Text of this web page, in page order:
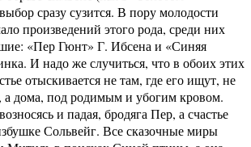
сразу сузится. В пору молодости
произведений этого рода, среди них
«Пер Гюнт» Г. Ибсена и «Синяя
И надо же случиться, что в обоих этих
отыскивается не там, где его ищут, не
а дома, под родимым и убогим кровом.
и падая, бродяга Пер, а счастье
Сольвейг. Все сказочные миры